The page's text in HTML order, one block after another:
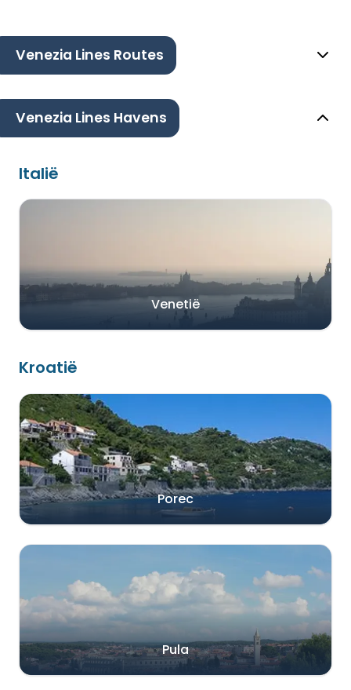
Venezia Lines Routes
Venezia Lines Havens
Italië
Venetië
Kroatië
Porec
Pula